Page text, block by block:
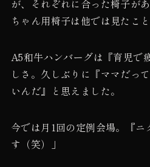
が、それぞれに合った椅子が
ちゃん用椅子は他では見たこ
A5和牛ハンバーグは『育児で
しさ。久しぶりに『ママだっ
いんだ』と思えました。
今では月1回の定例会場。『ニ
す（笑）」